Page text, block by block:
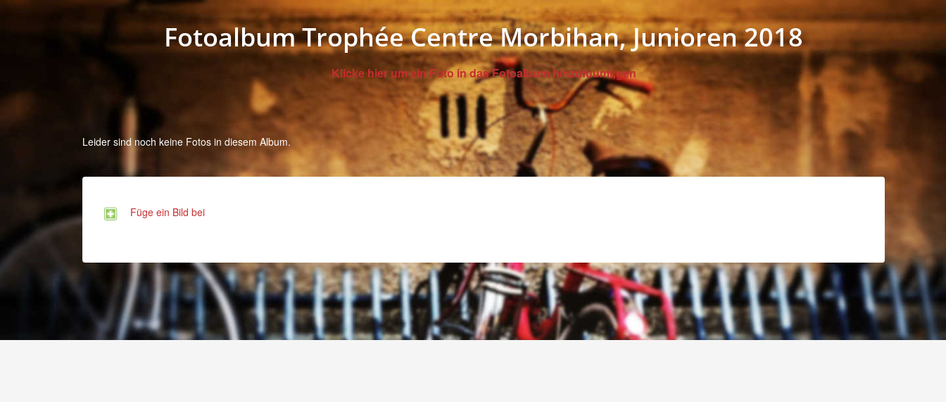
Fotoalbum Trophée Centre Morbihan, Junioren 2018
Klicke hier um ein Foto in das Fotoalbum hinzufuuml;gen
Leider sind noch keine Fotos in diesem Album.
Füge ein Bild bei